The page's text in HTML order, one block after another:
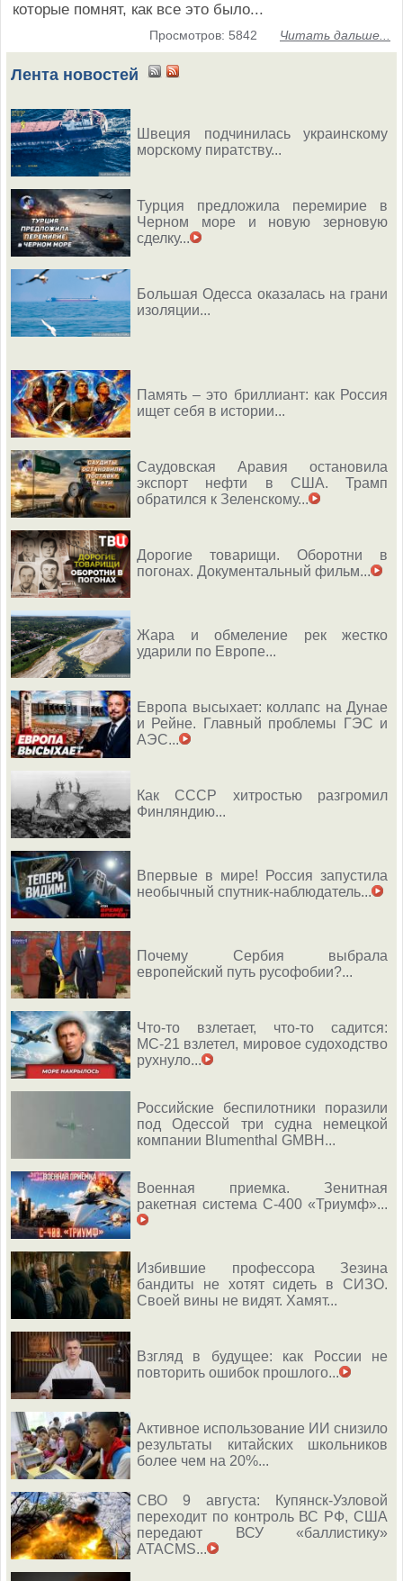
которые помнят, как все это было...
Читать дальше...
Просмотров: 5842
Лента новостей
Швеция подчинилась украинскому
морскому пиратству...
Турция предложила перемирие в
Черном море и новую зерновую
сделку...
Большая Одесса оказалась на грани
изоляции...
Память – это бриллиант: как Россия
ищет себя в истории...
Саудовская Аравия остановила
экспорт нефти в США. Трамп
обратился к Зеленскому...
Дорогие товарищи. Оборотни в
погонах. Документальный фильм...
Жара и обмеление рек жестко
ударили по Европе...
Европа высыхает: коллапс на Дунае
и Рейне. Главный проблемы ГЭС и
АЭС...
Как СССР хитростью разгромил
Финляндию...
Впервые в мире! Россия запустила
необычный спутник-наблюдатель...
Почему Сербия выбрала
европейский путь русофобии?...
Что-то взлетает, что-то садится:
МС-21 взлетел, мировое судоходство
рухнуло...
Российские беспилотники поразили
под Одессой три судна немецкой
компании Blumenthal GMBH...
Военная приемка. Зенитная
ракетная система С-400 «Триумф»...
Избившие профессора Зезина
бандиты не хотят сидеть в СИЗО.
Своей вины не видят. Хамят...
Взгляд в будущее: как России не
повторить ошибок прошлого...
Активное использование ИИ снизило
результаты китайских школьников
более чем на 20%...
СВО 9 августа: Купянск-Узловой
переходит по контроль ВС РФ, США
передают ВСУ «баллистику»
ATACMS...